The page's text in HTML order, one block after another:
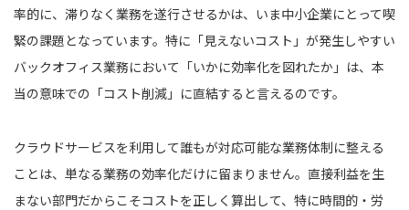
率的に、滞りなく業務を遂行させるかは、いま中小企業にとって喫
緊の課題となっています。特に「見えないコスト」が発生しやすい
バックオフィス業務において「いかに効率化を図れたか」は、本
当の意味での「コスト削減」に直結すると言えるのです。
クラウドサービスを利用して誰もが対応可能な業務体制に整える
ことは、単なる業務の効率化だけに留まりません。直接利益を生
まない部門だからこそコストを正しく算出して、特に時間的・労